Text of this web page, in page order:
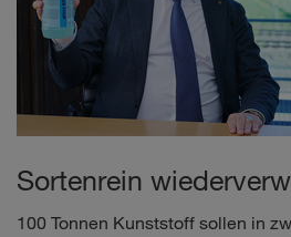
Sortenrein
100 Tonnen Kunststoff sollen in